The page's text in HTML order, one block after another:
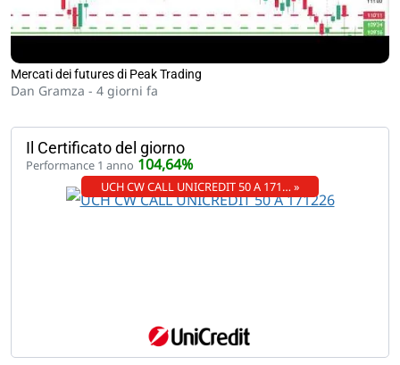
Mercati dei futures di Peak Trading
Dan Gramza - 4 giorni fa
Il Certificato del giorno
Performance 1 anno 104,64%
UCH CW CALL UNICREDIT 50 A 171… »